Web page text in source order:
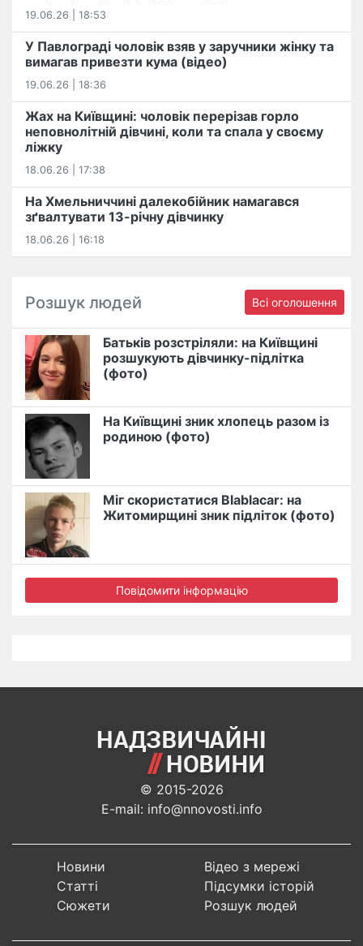
19.06.26 | 18:53
У Павлограді чоловік взяв у заручники жінку та
вимагав привезти кума (відео)
19.06.26 | 18:36
Жах на Київщині: чоловік перерізав горло
неповнолітній дівчині, коли та спала у своєму
ліжку
18.06.26 | 17:38
На Хмельниччині далекобійник намагався
зґвалтувати 13-річну дівчинку
18.06.26 | 16:18
Розшук людей Всі оголошення
Батьків розстріляли: на Київщині
розшукують дівчинку-підлітка
(фото)
На Київщині зник хлопець разом із
родиною (фото)
Міг скористатися Blablacar: на
Житомирщині зник підліток (фото)
Повідомити інформацію
© 2015-2026
E-mail: info@nnovosti.info
Новини
Статті
Сюжети
Відео з мережі
Підсумки історій
Розшук людей